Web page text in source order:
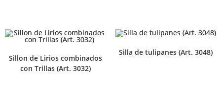
Sillon de Lirios combinados
con Trillas (Art. 3032)
Silla de tulipanes (Art. 3048)